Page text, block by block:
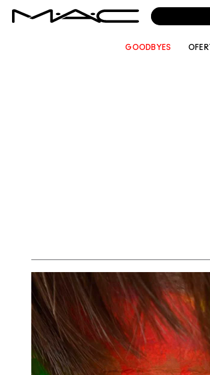
GOODBYES